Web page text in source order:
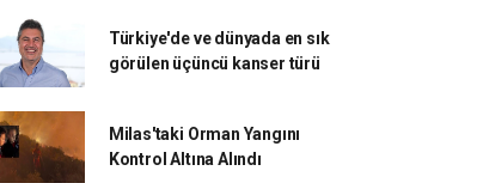
Türkiye'de ve dünyada en sık
görülen üçüncü kanser türü
Milas'taki Orman Yangını
Kontrol Altına Alındı